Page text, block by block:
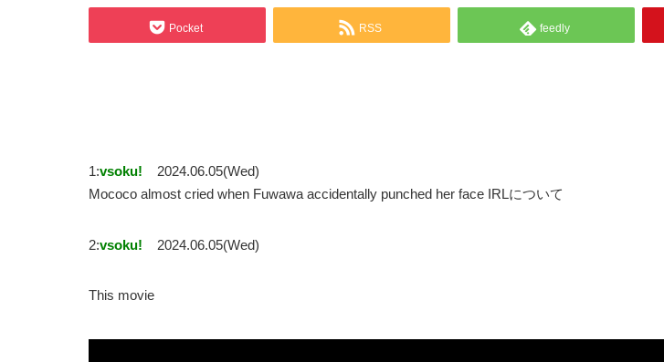
Pocket RSS feedly
1:vsoku!
2024.06.05(Wed)
Mococo almost cried when Fuwawa accidentally punched her face IRLについて
2:vsoku! 2024.06.05(Wed)
This movie